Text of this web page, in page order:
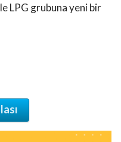
LPG grubuna yeni bir